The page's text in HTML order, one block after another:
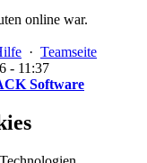
online war.
· Teamseite
- 11:37
Software